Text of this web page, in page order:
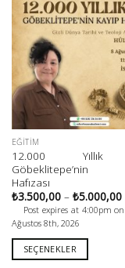
EĞITIM
12.000 Yıllık
Göbeklitepe’nin
Hafızası
₺3.500,00 – ₺5.000,00
Post expires at 4:00pm
Ağustos 8th, 2026
SEÇENEKLER
Bu
ürünün
birden
fazla
varyasyonu
var.
Seçenekler
ürün